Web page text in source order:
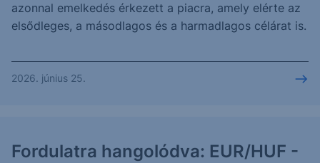
azonnal emelkedés érkezett a piacra, amely elérte az
elsődleges, a másodlagos és a harmadlagos célárat is.
2026. június 25.
Fordulatra hangolódva: EUR/HUF -